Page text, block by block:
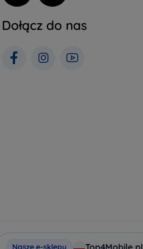
Dołącz do nas
Nasze e-sklepy